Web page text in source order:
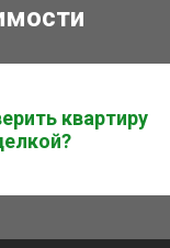
квартиру